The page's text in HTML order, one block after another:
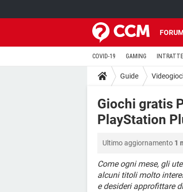
COVID-19 GAMING
Guide
Giochi gratis
PlayStation
Ultimo aggiornamento 1
Come ogni mese, gli
alcuni titoli molto
e desideri approfittare